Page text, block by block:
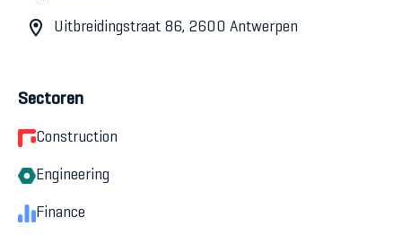
Uitbreidingstraat 86, 2600 Antwerpen
Sectoren
Construction
Engineering
Finance